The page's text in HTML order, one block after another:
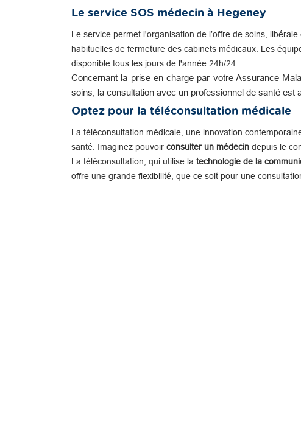
Le service SOS médecin à Hegeney
Le service permet l'organisation de l’offre de soins,
habituelles de fermeture des cabinets médicaux. Les
disponible tous les jours de l'année 24h/24.
Concernant la prise en charge par votre Assurance
soins, la consultation avec un professionnel de santé est
Optez pour la téléconsultation médicale
La téléconsultation médicale, une innovation
santé. Imaginez pouvoir consulter un médecin depuis le
La téléconsultation, qui utilise la technologie de la
offre une grande flexibilité, que ce soit pour une